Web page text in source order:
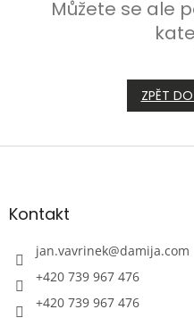
Můžete se ale
ZPĚT
Z
aKontakt
jan.vavrinek@damija.com
+420 739 967 476
+420 739 967 476